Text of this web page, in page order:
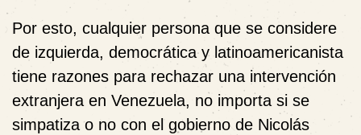
Por esto, cualquier persona que se considere
de izquierda, democrática y latinoamericanista
tiene razones para rechazar una intervención
extranjera en Venezuela, no importa si se
simpatiza o no con el gobierno de Nicolás